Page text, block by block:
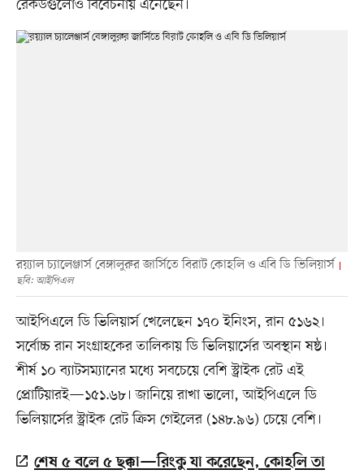
রেকর্ডগুলোও বিবেচনায় এনেছেন।
রয়্যাল চ্যালেঞ্জার্স বেঙ্গালুরুর জার্সিতে বিরাট কোহলি ও এবি ডি ভিলিয়ার্স
ছবি: আইপিএল
আইপিএলে ডি ভিলিয়ার্স খেলেছেন ১৭০ ইনিংস, রান ৫১৬২।
সর্বোচ্চ রান সংগ্রাহকের তালিকায় ডি ভিলিয়ার্সের অবস্থান ষষ্ঠ।
শীর্ষ ১০ ব্যাটসম্যানের মধ্যে সবচেয়ে বেশি স্ট্রাইক রেট এই
প্রোটিয়ারই—১৫১.৬৮। জানিয়ে রাখা ভালো, আইপিএলে ডি
ভিলিয়ার্সের স্ট্রাইক রেট ক্রিস গেইলের (১৪৮.৯৬) চেয়ে বেশি।
শেষ ৫ বলে ৫ ছক্কা—রিংকু যা করেছেন, কোহলি তা